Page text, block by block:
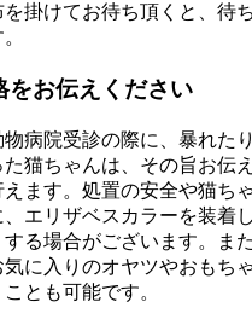
掛けてお待ち頂くと、待
をお伝えください
病院受診の際に、暴れた
猫ちゃんは、その旨お伝
ます。処置の安全や猫ち
エリザベスカラーを装着
る場合がございます。ま
に入りのオヤツやおもち
とも可能です。